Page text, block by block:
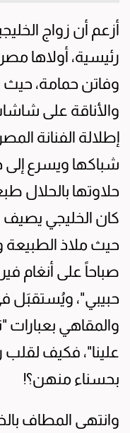
أزعم أن زواج
رئيسية، أولاها
وفاتن حمامة،
والأناقة على
إطلالة الفنانة
شباكها ويسرع إلى
حلاوتها بالحلال
كان الخليجي يصيف
حيث ملاذ
صباحاً على أنغام
حبيبي"، ويُستقبَل
والمقاهي بعبارات
علينا"، فكيف
بحسناء منهن؟!
وانتهى المطاف